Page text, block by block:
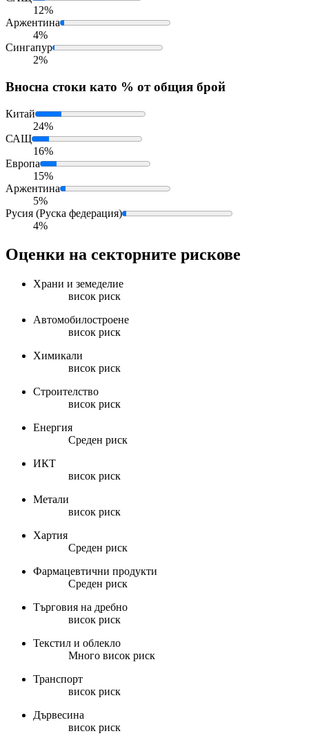
12%
Аржентина
4%
Сингапур
2%
Вносна стоки като % от общия брой
Китай
24%
САЩ
16%
Европа
15%
Аржентина
5%
Русия (Руска федерация)
4%
Оценки на секторните рискове
Храни и земеделие
висок риск
Автомобилостроене
висок риск
Химикали
висок риск
Строителство
висок риск
Енергия
Среден риск
ИКТ
висок риск
Метали
висок риск
Хартия
Среден риск
Фармацевтични продукти
Среден риск
Търговия на дребно
висок риск
Текстил и облекло
Много висок риск
Транспорт
висок риск
Дървесина
висок риск